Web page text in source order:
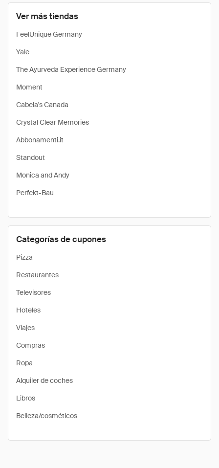
Ver más tiendas
FeelUnique Germany
Yale
The Ayurveda Experience Germany
Moment
Cabela's Canada
Crystal Clear Memories
Abbonamenti.it
Standout
Monica and Andy
Perfekt-Bau
Categorías de cupones
Pizza
Restaurantes
Televisores
Hoteles
Viajes
Compras
Ropa
Alquiler de coches
Libros
Belleza/cosméticos